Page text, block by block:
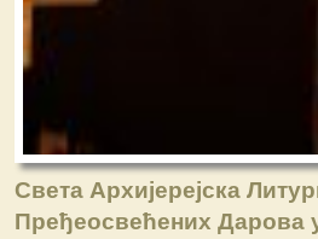
Света Архијерејска
Пређеосвећених Дарова